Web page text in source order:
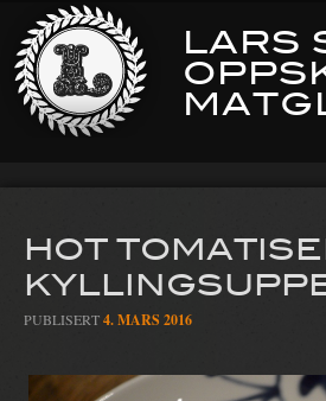
LARS
HOT
PUBLISERT4. MARS 2016